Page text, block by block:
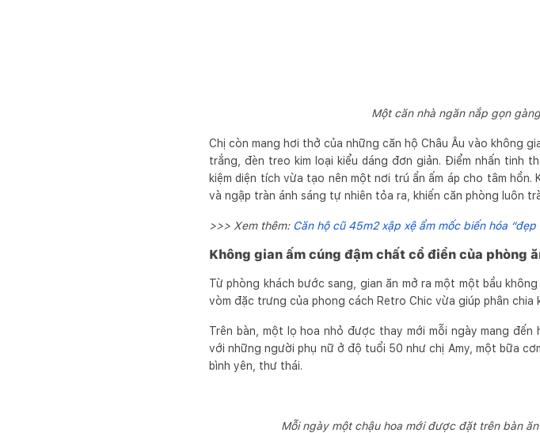
Một căn nhà ngăn nắp gọn
Chị còn mang hơi thở của những căn hộ Châu Âu vào không
trắng, đèn treo kim loại kiểu dáng đơn giản. Điểm nhấn tinh
kiệm diện tích vừa tạo nên một nơi trú ẩn ấm áp cho tâm
và ngập tràn ánh sáng tự nhiên tỏa ra, khiến căn phòng luôn
>>> Xem thêm: Căn hộ cũ 45m2 xập xệ ẩm mốc biến hóa
Không gian ấm cúng đậm chất cổ điển của phòng
Từ phòng khách bước sang, gian ăn mở ra một một bầu
vòm đặc trưng của phong cách Retro Chic vừa giúp phân
Trên bàn, một lọ hoa nhỏ được thay mới mỗi ngày mang
với những người phụ nữ ở độ tuổi 50 như chị Amy, một bữa
bình yên, thư thái.
Mỗi ngày một chậu hoa mới được đặt trên bàn